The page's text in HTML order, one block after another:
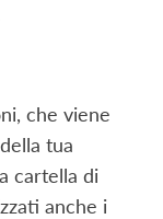
che viene
della tua
cartella di
anche i